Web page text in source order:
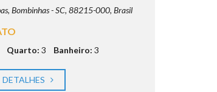
Bombinhas - SC, 88215-000, Brasil
Quarto: 3 Banheiro: 3
DETALHES